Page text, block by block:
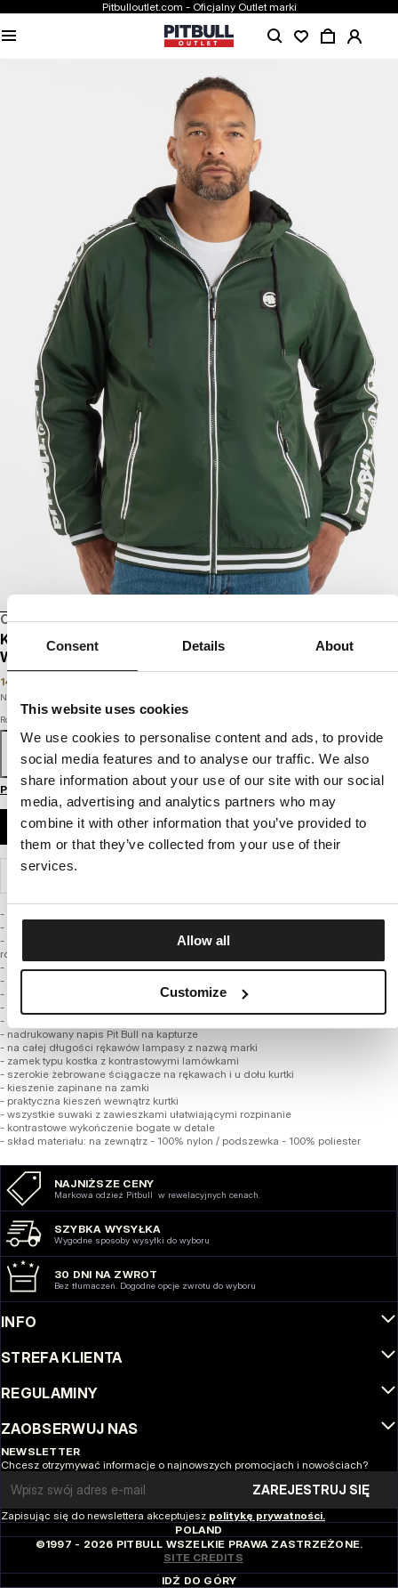
Consent Details About
This website uses cookies
We use cookies to personalise content and ads, to provide
social media features and to analyse our traffic. We also
share information about your use of our site with our social
media, advertising and analytics partners who may
combine it with other information that you’ve provided to
them or that they’ve collected from your use of their
services.
Allow all
Customize
Pitbulloutlet.com - Oficjalny Outlet marki
OSTATNIE SZTUKISALE
KURTKA PRZEJŚCIOWA MĘSKA Z KAPTUREM
WHITEWOOD
149
Najniższa cena w okresie ostatnich 30 dni:
Rozmiar
S M L XL XXL 3XL
Przewodnik po rozmiarach
DODAJ DO KOSZYKA
- klasyczny uniwersalny sportowy fason
- wykonana z wysokiej jakości średniej grubości tkaniny nylonowej
- tkanina zachowuje swoje właściwości wiatroszczelne i wodoszczelne, przy
równoczesnym podniesieniu komfortu cieplnego
- podszyta lekką poliestrową tkaniną
- zintegrowany kaptur z regulacją sznurkiem
- wysoka stójka chroniąca przed wiatrem oraz zimnem
- w kapturze umieszczono dodatkową warstwę podszewki typu mesh
- silikonowa naszywka z logo marki PitBull umieszczona na piersi
- nadrukowany napis Pit Bull na kapturze
- na całej długości rękawów lampasy z nazwą marki
- zamek typu kostka z kontrastowymi lamówkami
- szerokie żebrowane ściągacze na rękawach i u dołu kurtki
- kieszenie zapinane na zamki
- praktyczna kieszeń wewnątrz kurtki
- wszystkie suwaki z zawieszkami ułatwiającymi rozpinanie
- kontrastowe wykończenie bogate w detale
- skład materiału: na zewnątrz - 100% nylon / podszewka - 100% poliester
NAJNIŻSZE CENY
Markowa odzież Pitbull w rewelacyjnych cenach.
SZYBKA WYSYŁKA
Wygodne sposoby wysyłki do wyboru
30 DNI NA ZWROT
Bez tłumaczeń. Dogodne opcje zwrotu do wyboru
INFO
STREFA KLIENTA
REGULAMINY
ZAOBSERWUJ NAS
NEWSLETTER
Chcesz otrzymywać informacje o najnowszych promocjach i nowościach?
Email address
ZAREJESTRUJ SIĘ
Zapisując się do newslettera akceptujesz politykę prywatności.
POLAND
©1997 - 2026 PITBULL WSZELKIE PRAWA ZASTRZEŻONE.
SITE CREDITS
IDŹ DO GÓRY